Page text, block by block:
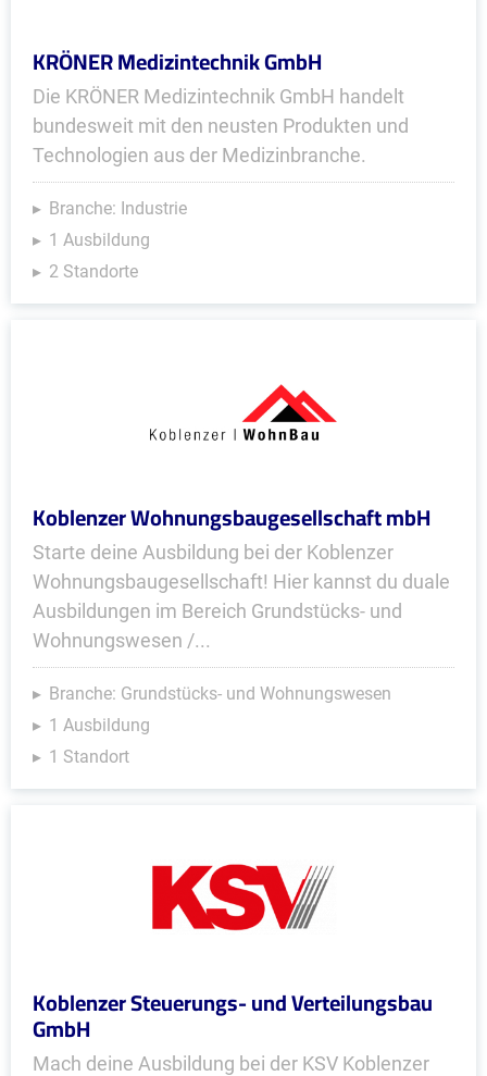
KRÖNER Medizintechnik GmbH
Die KRÖNER Medizintechnik GmbH handelt
bundesweit mit den neusten Produkten und
Technologien aus der Medizinbranche.
Branche: Industrie
1 Ausbildung
2 Standorte
Koblenzer Wohnungsbaugesellschaft mbH
Starte deine Ausbildung bei der Koblenzer
Wohnungsbaugesellschaft! Hier kannst du duale
Ausbildungen im Bereich Grundstücks- und
Wohnungswesen /...
Branche: Grundstücks- und Wohnungswesen
1 Ausbildung
1 Standort
Koblenzer Steuerungs- und Verteilungsbau
GmbH
Mach deine Ausbildung bei der KSV Koblenzer